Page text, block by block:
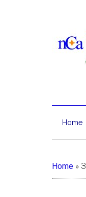
Home
Home »